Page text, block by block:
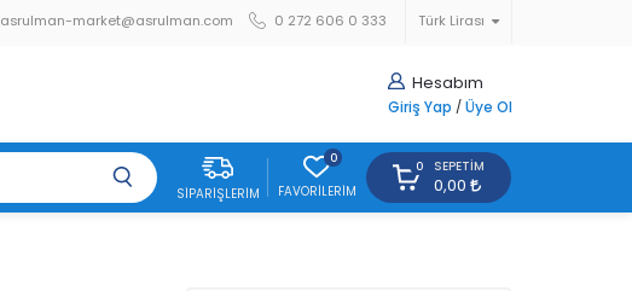
Türk Lirası
asrulman-market@asrulman.com 0 272 606 0 333
Hesabım
Giriş Yap / Üye Ol
SIPARIŞLERIM
0
FAVORILERIM
0 SEPETIM
0,00